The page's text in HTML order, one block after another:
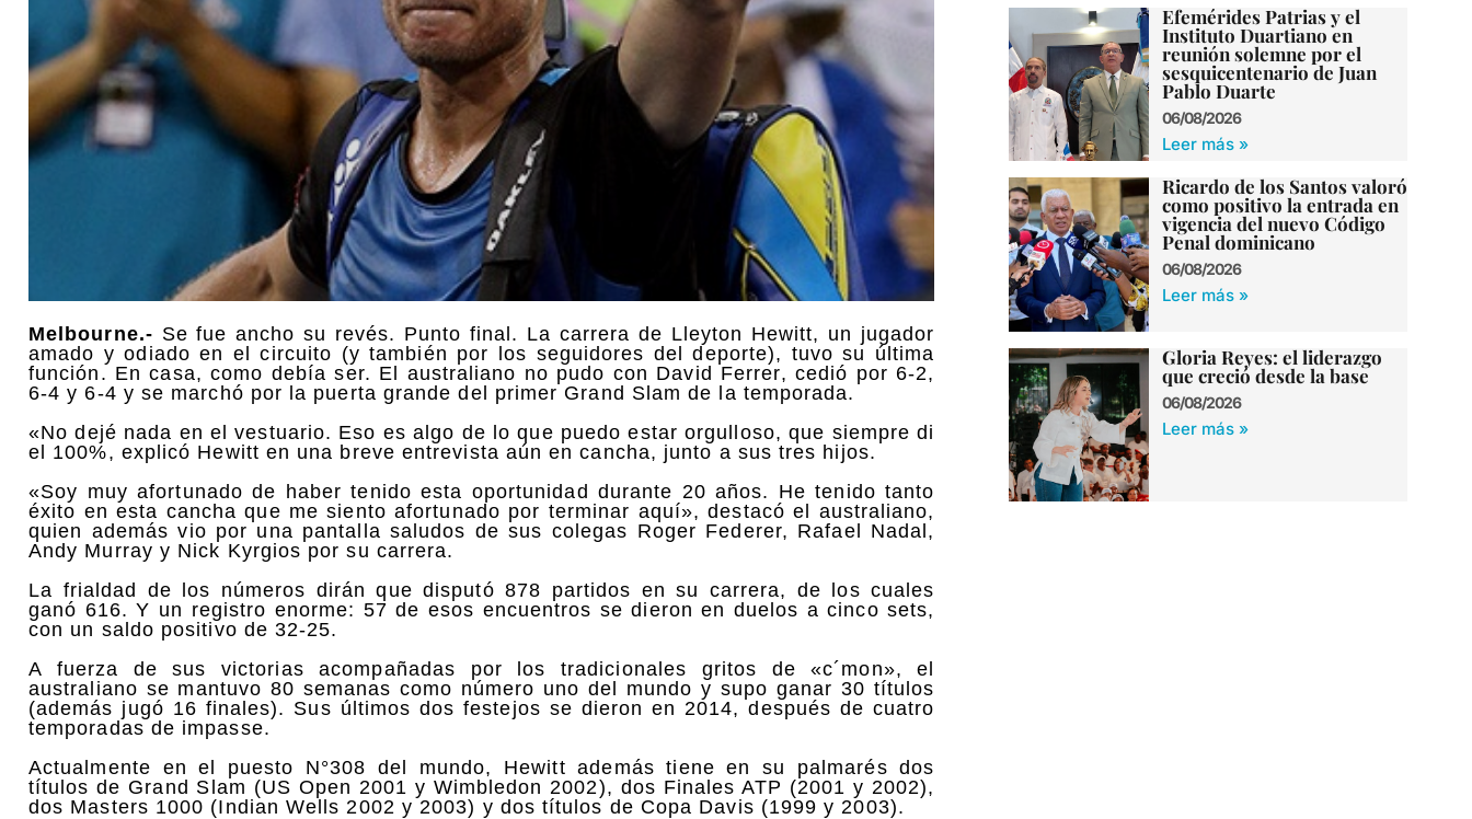
Melbourne.- Se fue ancho su revés. Punto final. La carrera de Lleyton Hewitt, un jugador
amado y odiado en el circuito (y también por los seguidores del deporte), tuvo su última
función. En casa, como debía ser. El australiano no pudo con David Ferrer, cedió por 6-2,
6-4 y 6-4 y se marchó por la puerta grande del primer Grand Slam de la temporada.
«No dejé nada en el vestuario. Eso es algo de lo que puedo estar orgulloso, que siempre di
el 100%, explicó Hewitt en una breve entrevista aún en cancha, junto a sus tres hijos.
«Soy muy afortunado de haber tenido esta oportunidad durante 20 años. He tenido tanto
éxito en esta cancha que me siento afortunado por terminar aquí», destacó el australiano,
quien además vio por una pantalla saludos de sus colegas Roger Federer, Rafael Nadal,
Andy Murray y Nick Kyrgios por su carrera.
La frialdad de los números dirán que disputó 878 partidos en su carrera, de los cuales
ganó 616. Y un registro enorme: 57 de esos encuentros se dieron en duelos a cinco sets,
con un saldo positivo de 32-25.
A fuerza de sus victorias acompañadas por los tradicionales gritos de «c´mon», el
australiano se mantuvo 80 semanas como número uno del mundo y supo ganar 30 títulos
(además jugó 16 finales). Sus últimos dos festejos se dieron en 2014, después de cuatro
temporadas de impasse.
Actualmente en el puesto N°308 del mundo, Hewitt además tiene en su palmarés dos
títulos de Grand Slam (US Open 2001 y Wimbledon 2002), dos Finales ATP (2001 y 2002),
dos Masters 1000 (Indian Wells 2002 y 2003) y dos títulos de Copa Davis (1999 y 2003).
Efemérides Patrias y el
Instituto Duartiano en
reunión solemne por el
sesquicentenario de Juan
Pablo Duarte
06/08/2026
Leer más »
Ricardo de los Santos valoró
como positivo la entrada en
vigencia del nuevo Código
Penal dominicano
06/08/2026
Leer más »
Gloria Reyes: el liderazgo
que creció desde la base
06/08/2026
Leer más »